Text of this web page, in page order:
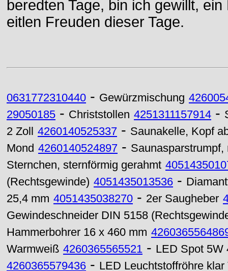
beredten Tage, bin ich gewillt,
eitlen Freuden dieser Tage.
0631772310440 - Gewürzmischung
29050185 - Christstollen 4251311157914 -
2 Zoll
4260140525337 - Saunakelle, Kopf
Mond 4260140524897 - Saunasparstrumpf,
Sternchen, sternförmig gerahmt
(Rechtsgewinde) 4051435013536 -
25,4 mm 4051435038270 - 2er Saugheber
Gewindeschneider DIN 5158
Hammerbohrer 16 x 460 mm
Warmweiß 4260365565521 - LED Spot 5W
4260365579436 - LED Leuchtstoffröhre